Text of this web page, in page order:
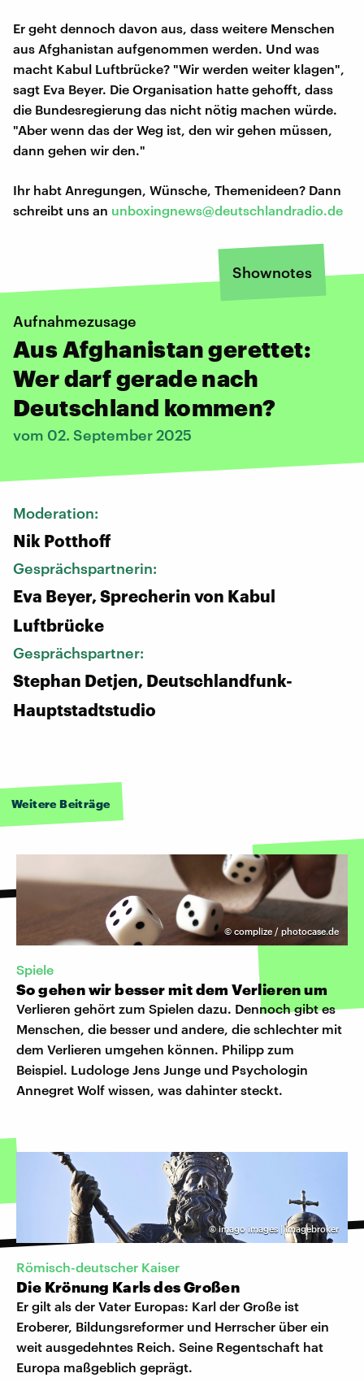
Er geht dennoch davon aus, dass weitere Menschen
aus Afghanistan aufgenommen werden. Und was
macht Kabul Luftbrücke? "Wir werden weiter klagen",
sagt Eva Beyer. Die Organisation hatte gehofft, dass
die Bundesregierung das nicht nötig machen würde.
"Aber wenn das der Weg ist, den wir gehen müssen,
dann gehen wir den."
Ihr habt Anregungen, Wünsche, Themenideen? Dann
schreibt uns an unboxingnews@deutschlandradio.de
Shownotes
Aufnahmezusage
Aus Afghanistan gerettet:
Wer darf gerade nach
Deutschland kommen?
vom 02. September 2025
Moderation:
Nik Potthoff
Gesprächspartnerin:
Eva Beyer, Sprecherin von Kabul
Luftbrücke
Gesprächspartner:
Stephan Detjen, Deutschlandfunk-
Hauptstadtstudio
Weitere Beiträge
©complize / photocase.de
Spiele
So gehen wir besser mit dem Verlieren um
Verlieren gehört zum Spielen dazu. Dennoch gibt es
Menschen, die besser und andere, die schlechter mit
dem Verlieren umgehen können. Philipp zum
Beispiel. Ludologe Jens Junge und Psychologin
Annegret Wolf wissen, was dahinter steckt.
©imago images | imagebroker
Römisch-deutscher Kaiser
Die Krönung Karls des Großen
Er gilt als der Vater Europas: Karl der Große ist
Eroberer, Bildungsreformer und Herrscher über ein
weit ausgedehntes Reich. Seine Regentschaft hat
Europa maßgeblich geprägt.